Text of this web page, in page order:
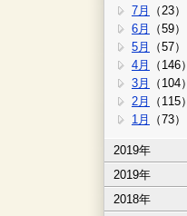
7月
（23）
6月
（59）
5月
（57）
4月
（146）
3月
（104）
2月
（115）
1月
（73）
2019年
2019年
2018年